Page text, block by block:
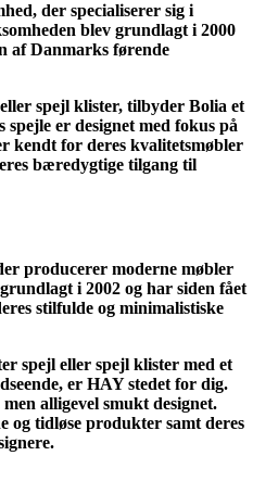
der specialiserer sig i
blev grundlagt i 2000
af Danmarks førende
spejl klister, tilbyder Bolia et
er designet med fokus på
kendt for deres kvalitetsmøbler
bæredygtige tilgang til
producerer moderne møbler
i 2002 og har siden fået
stilfulde og minimalistiske
spejl eller spejl klister med et
er HAY stedet for dig.
alligevel smukt designet.
og tidløse produkter samt deres